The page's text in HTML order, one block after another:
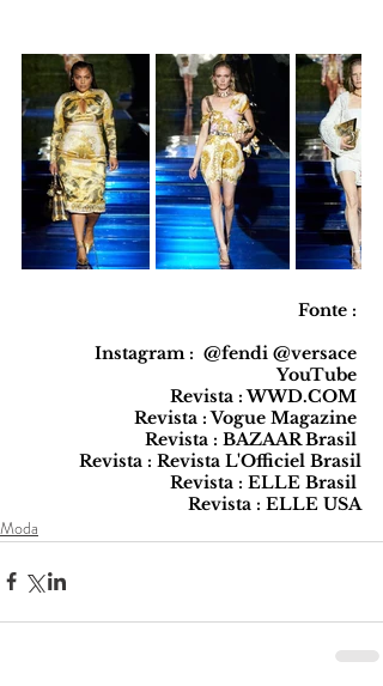
Fonte :
Instagram :  @fendi @versace
YouTube
Revista : WWD.COM
Revista : Vogue Magazine
Revista : BAZAAR Brasil
Revista : Revista L'Officiel Brasil
Revista : ELLE Brasil
Revista : ELLE USA
Moda